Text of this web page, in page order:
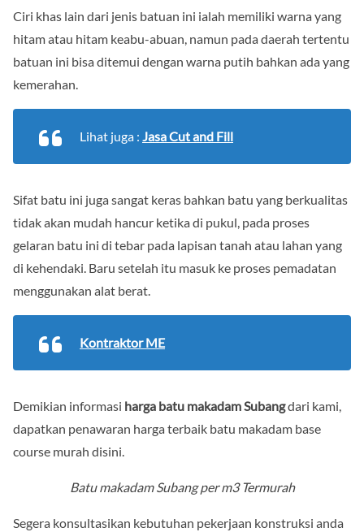
Ciri khas lain dari jenis batuan ini ialah memiliki warna yang
hitam atau hitam keabu-abuan, namun pada daerah tertentu
batuan ini bisa ditemui dengan warna putih bahkan ada yang
kemerahan.
Lihat juga : Jasa Cut and Fill
Sifat batu ini juga sangat keras bahkan batu yang berkualitas
tidak akan mudah hancur ketika di pukul, pada proses
gelaran batu ini di tebar pada lapisan tanah atau lahan yang
di kehendaki. Baru setelah itu masuk ke proses pemadatan
menggunakan alat berat.
Kontraktor ME
Demikian informasi harga batu makadam Subangdari kami,
dapatkan penawaran harga terbaik batu makadam base
course murah disini.
Batu makadam Subang per m3 Termurah
Segera konsultasikan kebutuhan pekerjaan konstruksi anda